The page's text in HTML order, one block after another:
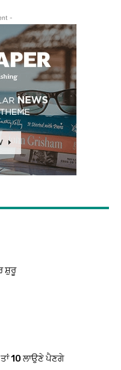
-
ਸ਼ੁਰੂ
10 ਲਾਉਣੇ ਪੈਣਗੇ